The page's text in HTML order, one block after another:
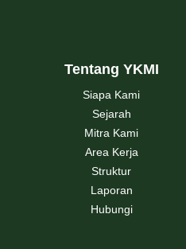
Tentang YKMI
Siapa Kami
Sejarah
Mitra Kami
Area Kerja
Struktur
Laporan
Hubungi